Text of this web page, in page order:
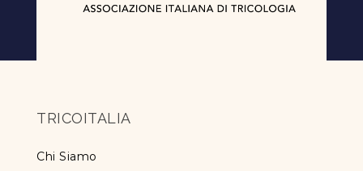
TRICOITALIA
Chi Siamo